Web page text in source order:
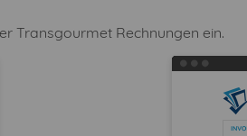
Transgourmet Rechnungen ein.